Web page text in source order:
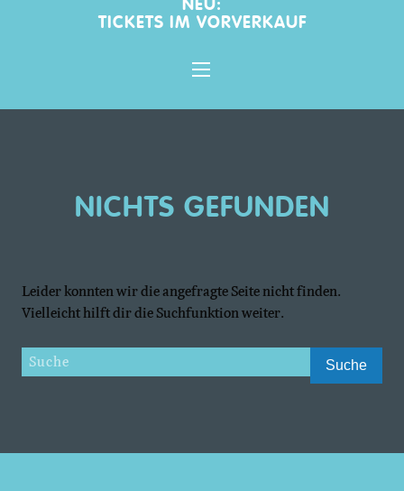
NEU:
TICKETS IM VORVERKAUF
NICHTS GEFUNDEN
Leider konnten wir die angefragte Seite nicht finden.
Vielleicht hilft dir die Suchfunktion weiter.